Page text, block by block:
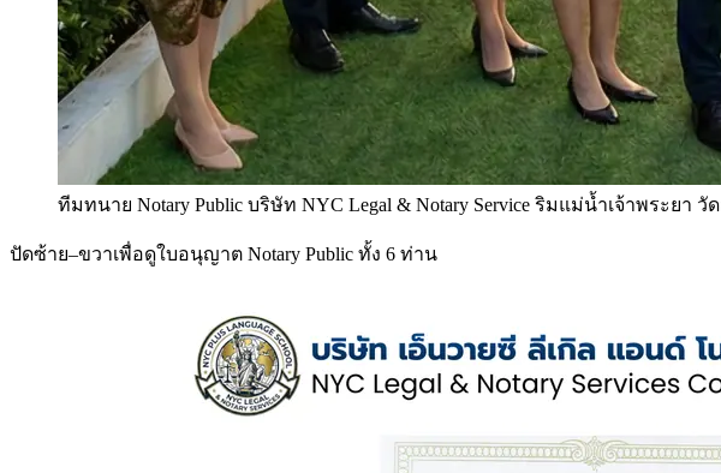
ทีมทนาย Notary Public บริษัท NYC Legal & Notary Service ริมแม่น้ำเจ้าพระยา
ปัดซ้าย–ขวาเพื่อดูใบอนุญาต Notary Public ทั้ง 6 ท่าน